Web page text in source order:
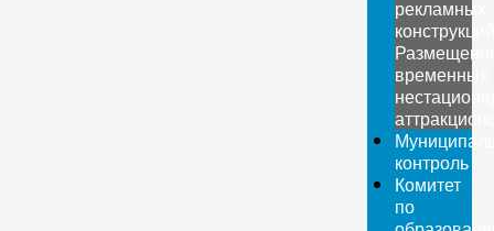
рекламных
конструкций
временных
контроль
Комитет
по